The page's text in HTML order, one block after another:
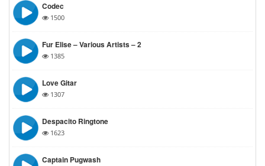
Codec
1500
Fur Elise – Various Artists – 2
1385
Love Gitar
1307
Despacito Ringtone
1623
Captain Pugwash